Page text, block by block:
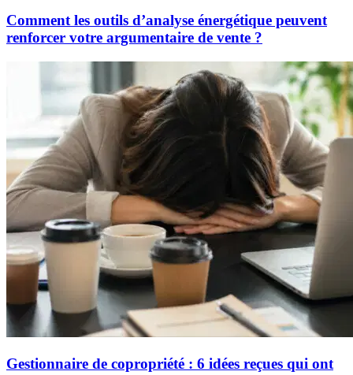
Comment les outils d’analyse énergétique peuvent
renforcer votre argumentaire de vente ?
Gestionnaire de copropriété : 6 idées reçues qui ont